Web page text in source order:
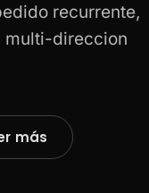
recurrente,
multi-direccion
más